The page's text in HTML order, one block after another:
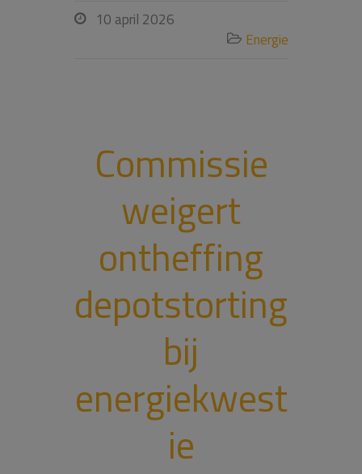
 10 april 2026
 Energie
Commissie
weigert
ontheffing
depotstorting
bij
energiekwest
ie